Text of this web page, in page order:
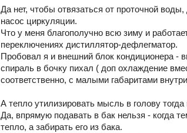
Да нет, чтобы отвязаться от проточной
насос циркуляции.
Что у меня благополучно всю зиму и
переключениях дистиллятор-дефлегматор.
Пробовал я и внешний блок кондиционера -
спираль в бочку пихал ( доп охлаждение
соответственно, с малыми габаритами
А тепло утилизировать мысль в голову
Да, впрямую подавать в бак нельзя - когда
тепло, а забирать его из бака.